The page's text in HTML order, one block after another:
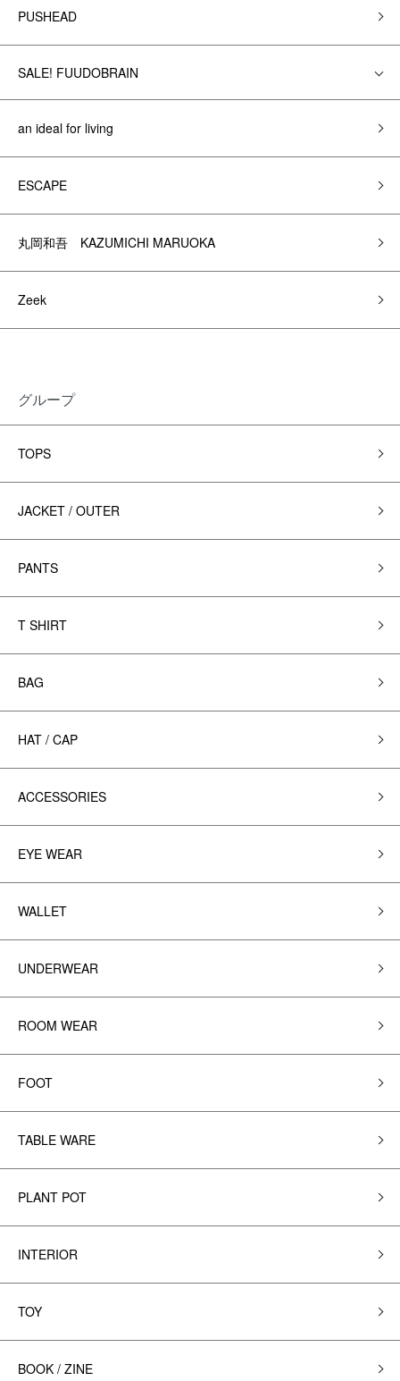
PUSHEAD
SALE! FUUDOBRAIN
an ideal for living
ESCAPE
丸岡和吾 KAZUMICHI MARUOKA
Zeek
グループ
TOPS
JACKET / OUTER
PANTS
T SHIRT
BAG
HAT / CAP
ACCESSORIES
EYE WEAR
WALLET
UNDERWEAR
ROOM WEAR
FOOT
TABLE WARE
PLANT POT
INTERIOR
TOY
BOOK / ZINE